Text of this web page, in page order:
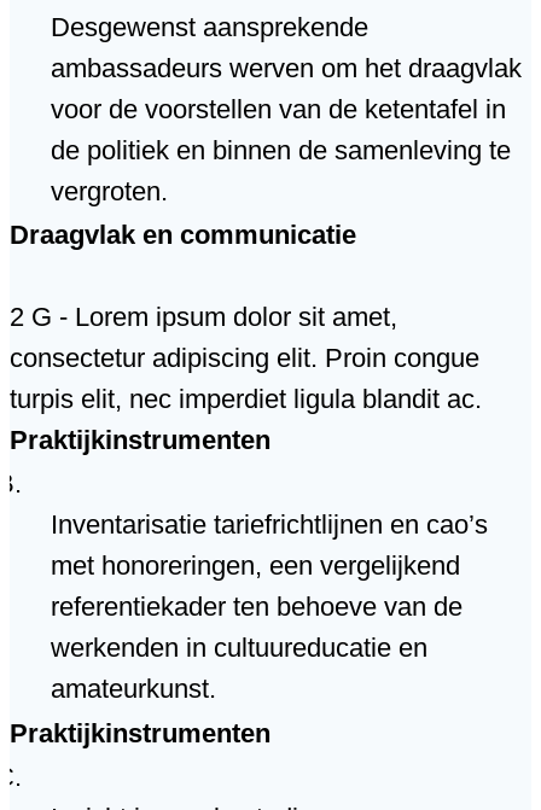
Desgewenst aansprekende
ambassadeurs werven om het draagvlak
voor de voorstellen van de ketentafel in
de politiek en binnen de samenleving te
vergroten.
Draagvlak en communicatie
2 G - Lorem ipsum dolor sit amet,
consectetur adipiscing elit. Proin congue
turpis elit, nec imperdiet ligula blandit ac.
Praktijkinstrumenten
Inventarisatie tariefrichtlijnen en cao’s
met honoreringen, een vergelijkend
referentiekader ten behoeve van de
werkenden in cultuureducatie en
amateurkunst.
Praktijkinstrumenten